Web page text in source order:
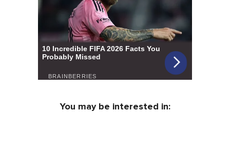
You may be interested in: